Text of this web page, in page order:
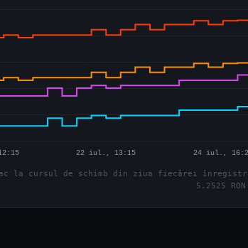
la cursul de schimb din ziua fiecărei
5.2525